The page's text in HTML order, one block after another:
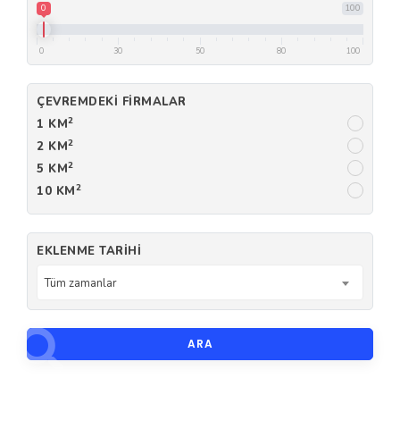
100
0
0 30 50 80 100
ÇEVREMDEKI FIRMALAR
1 KM2
2 KM2
5 KM2
10 KM2
EKLENME TARIHI
Tüm zamanlar
ARA